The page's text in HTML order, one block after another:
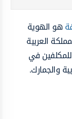
هو الهوية
العربية
للمكلفين في
والجمارك.